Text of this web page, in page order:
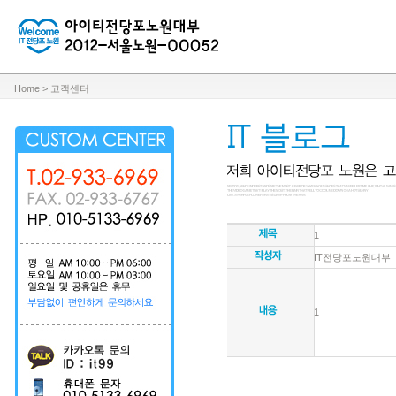
Home > 고객센터
1
IT전당포노원대부
1